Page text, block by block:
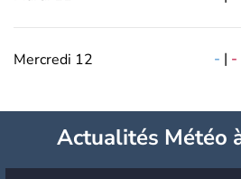
Mercredi 12 - | -
Actualités Météo